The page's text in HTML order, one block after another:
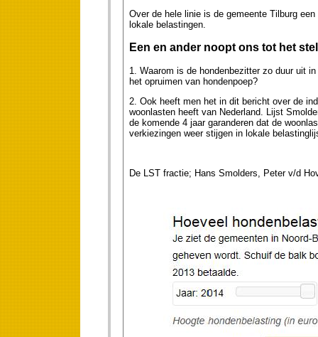
Over de hele linie is de gemeente Tilburg
lokale belastingen.
Een en ander noopt ons tot het
1. Waarom is de hondenbezitter zo duur uit
het opruimen van hondenpoep?
2. Ook heeft men het in dit bericht over de
woonlasten heeft van Nederland. Lijst
de komende 4 jaar garanderen dat de
verkiezingen weer stijgen in lokale
De LST fractie; Hans Smolders, Peter v/d